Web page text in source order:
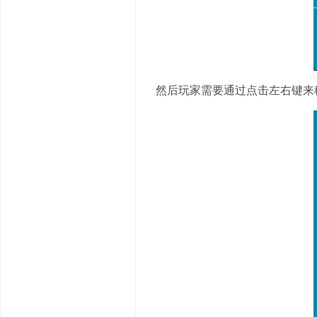
然后玩家需要通过点击左右键来